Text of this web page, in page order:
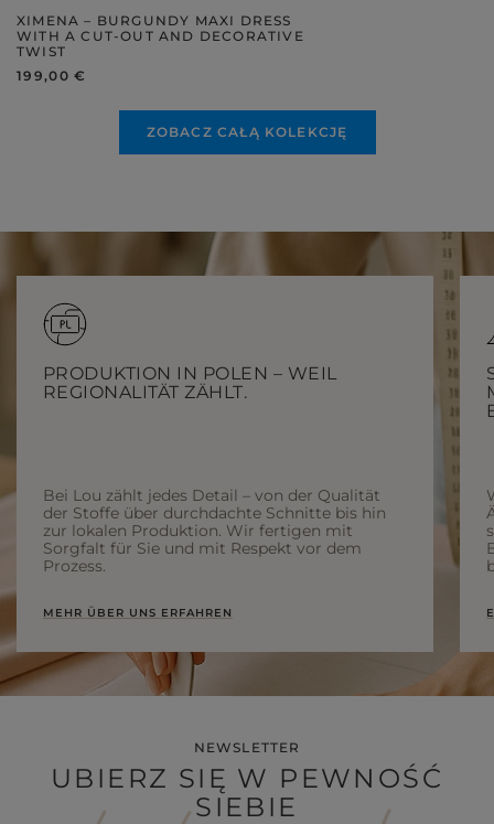
XIMENA – BURGUNDY MAXI DRESS
WITH A CUT-OUT AND DECORATIVE
TWIST
199,00 €
ZOBACZ CAŁĄ KOLEKCJĘ
PRODUKTION IN POLEN – WEIL
REGIONALITÄT ZÄHLT.
Bei Lou zählt jedes Detail – von der Qualität
der Stoffe über durchdachte Schnitte bis hin
zur lokalen Produktion. Wir fertigen mit
Sorgfalt für Sie und mit Respekt vor dem
Prozess.
MEHR ÜBER UNS ERFAHREN
NEWSLETTER
UBIERZ SIĘ W PEWNOŚĆ
SIEBIE